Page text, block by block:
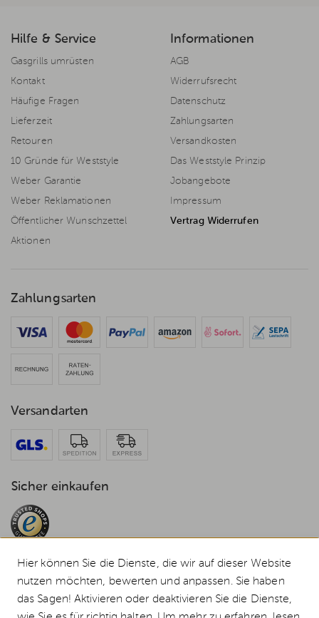
Hilfe & Service
Gasgrills umrüsten
Kontakt
Häufige Fragen
Lieferzeit
Retouren
10 Gründe für Weststyle
Weber Garantie
Weber Reklamationen
Öffentlicher Wunschzettel
Aktionen
Informationen
AGB
Widerrufsrecht
Datenschutz
Zahlungsarten
Versandkosten
Das Weststyle Prinzip
Jobangebote
Impressum
Vertrag Widerrufen
Zahlungsarten
Versandarten
Sicher einkaufen
© 2026 Weststyle GmbH · Europas grosser Weber Spezialist
Hier können Sie die Dienste, die wir auf dieser Website
nutzen möchten, bewerten und anpassen. Sie haben
das Sagen! Aktivieren oder deaktivieren Sie die Dienste,